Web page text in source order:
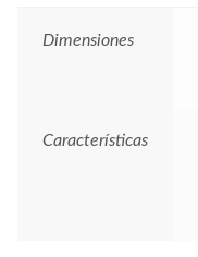
Dimensiones
Características